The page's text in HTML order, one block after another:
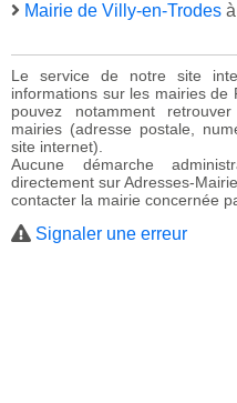
Mairie de Villy-en-Trodes
Le service de notre site
informations sur les mairies
pouvez notamment
mairies (adresse postale,
site internet).
Aucune démarche
directement sur Adresses-
contacter la mairie concernée
Signaler une erreur